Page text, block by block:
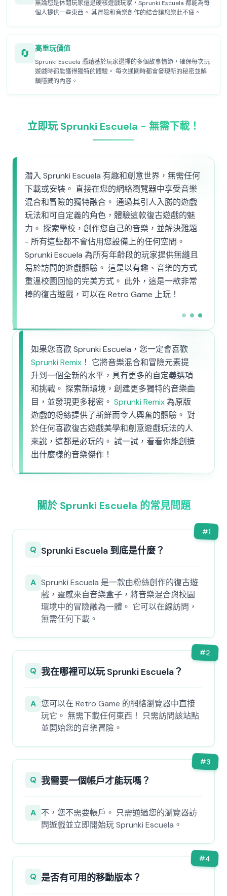
無論您是休閒玩家還是硬核遊戲玩家，Sprunki Escuela 都能為每
個人提供一些東西。 其冒險和音樂創作的結合讓您樂此不疲。
🔄 高重玩價值
Sprunki Escuela 憑藉基於玩家選擇的多個故事情節，確保每次玩
遊戲時都能獲得獨特的體驗。 每次通關時都會發現新的秘密並解
鎖隱藏的內容。
立即玩 Sprunki Escuela - 無需下載！
潛入 Sprunki Escuela 有趣和創意世界，無需任何
下載或安裝。 直接在您的網絡瀏覽器中享受音樂
混合和冒險的獨特融合。 通過其引人入勝的遊戲
玩法和可自定義的角色，體驗這款復古遊戲的魅
力。 探索學校，創作您自己的音樂，並解決難題
- 所有這些都不會佔用您設備上的任何空間。
Sprunki Escuela 為所有年齡段的玩家提供無縫且
易於訪問的遊戲體驗。 這是以有趣、音樂的方式
重溫校園回憶的完美方式。 此外，這是一款非常
棒的復古遊戲，可以在 Retro Game 上玩！
如果您喜歡 Sprunki Escuela，您一定會喜歡
Sprunki Remix ！ 它將音樂混合和冒險元素提
升到一個全新的水平，具有更多的自定義選項
和挑戰。 探索新環境，創建更多獨特的音樂曲
目，並發現更多秘密。 Sprunki Remix為原版
遊戲的粉絲提供了新鮮而令人興奮的體驗。 對
於任何喜歡復古遊戲美學和創意遊戲玩法的人
來說，這都是必玩的。 試一試，看看你能創造
出什麼樣的音樂傑作！
關於 Sprunki Escuela 的常見問題
#1
Q Sprunki Escuela 到底是什麼？
A Sprunki Escuela 是一款由粉絲創作的復古遊
戲，靈感來自音樂盒子，將音樂混合與校園
環境中的冒險融為一體。 它可以在線訪問，
無需任何下載。
#2
Q 我在哪裡可以玩 Sprunki Escuela？
A 您可以在 Retro Game 的網絡瀏覽器中直接
玩它。 無需下載任何東西！ 只需訪問該站點
並開始您的音樂冒險。
#3
Q 我需要一個帳戶才能玩嗎？
A 不，您不需要帳戶。 只需通過您的瀏覽器訪
問遊戲並立即開始玩 Sprunki Escuela。
#4
Q 是否有可用的移動版本？